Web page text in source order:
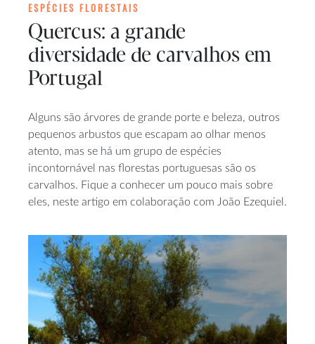
ESPÉCIES FLORESTAIS
Quercus: a grande
diversidade de carvalhos em
Portugal
Alguns são árvores de grande porte e beleza, outros
pequenos arbustos que escapam ao olhar menos
atento, mas se há um grupo de espécies
incontornável nas florestas portuguesas são os
carvalhos. Fique a conhecer um pouco mais sobre
eles, neste artigo em colaboração com João Ezequiel.